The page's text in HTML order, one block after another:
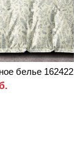
белье 162422